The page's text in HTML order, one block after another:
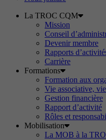
La TROC CQM
Mission
Conseil
Devenir membre
Rapports
Carrière
Formations
Formation aux
Vie associative,
Gestion financière
Rapport d’activité
Rôles et
Mobilisation
La MOB à la